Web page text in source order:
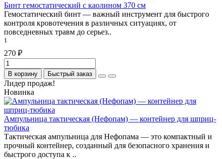
Бинт гемостатический с каолином 370 см
Гемостатический бинт — важный инструмент для быстрого
контроля кровотечения в различных ситуациях, от
повседневных травм до серьез..
1
270 ₽
В корзину Быстрый заказ
Лидер продаж!
Новинка
Ампульница тактическая (Нефопам) — контейнер для шприц-
тюбика
Тактическая ампульница для Нефопама — это компактный и
прочный контейнер, созданный для безопасного хранения и
быстрого доступа к ..